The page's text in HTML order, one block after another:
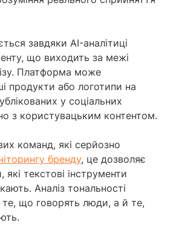
завдяки AI-аналітиці
що виходить за межі
Платформа може
продукти або логотипи на
у соціальних
з користувацьким контентом.
команд, які серйозно
бренду, це дозволяє
які текстові інструменти
Аналіз тональності
що говорять люди, а й те,